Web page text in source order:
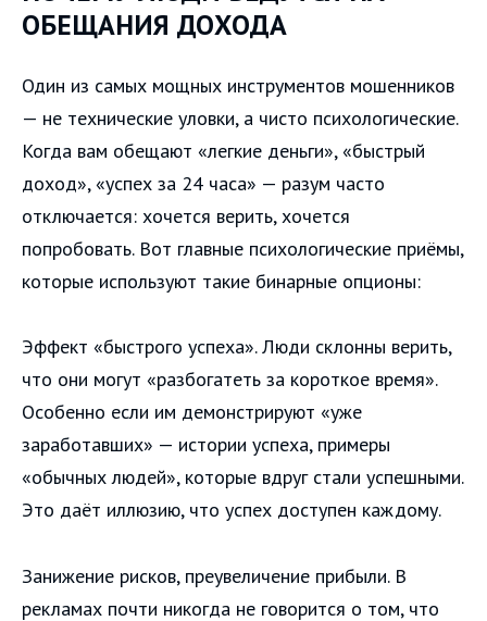
ОБЕЩАНИЯ ДОХОДА
Один из самых мощных инструментов мошенников
— не технические уловки, а чисто психологические.
Когда вам обещают «легкие деньги», «быстрый
доход», «успех за 24 часа» — разум часто
отключается: хочется верить, хочется
попробовать. Вот главные психологические приёмы,
которые используют такие бинарные опционы:
Эффект «быстрого успеха». Люди склонны верить,
что они могут «разбогатеть за короткое время».
Особенно если им демонстрируют «уже
заработавших» — истории успеха, примеры
«обычных людей», которые вдруг стали успешными.
Это даёт иллюзию, что успех доступен каждому.
Занижение рисков, преувеличение прибыли. В
рекламах почти никогда не говорится о том, что